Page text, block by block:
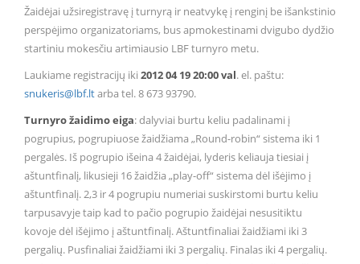
Žaidėjai užsiregistravę į turnyrą ir neatvykę į renginį be išankstinio
perspėjimo organizatoriams, bus apmokestinami dvigubo dydžio
startiniu mokesčiu artimiausio LBF turnyro metu.
Laukiame registracijų iki 2012 04 19 20:00 val. el. paštu:
snukeris@lbf.ltarba tel. 8 673 93790.
Turnyro žaidimo eiga: dalyviai burtu keliu padalinami į
pogrupius, pogrupiuose žaidžiama „Round-robin“ sistema iki 1
pergalės. Iš pogrupio išeina 4 žaidėjai, lyderis keliauja tiesiai į
aštuntfinalį, likusieji 16 žaidžia „play-off“ sistema dėl išėjimo į
aštuntfinalį. 2,3 ir 4 pogrupiu numeriai suskirstomi burtu keliu
tarpusavyje taip kad to pačio pogrupio žaidėjai nesusitiktu
kovoje dėl išėjimo į aštuntfinalį. Aštuntfinaliai žaidžiami iki 3
pergalių. Pusfinaliai žaidžiami iki 3 pergalių. Finalas iki 4 pergalių.